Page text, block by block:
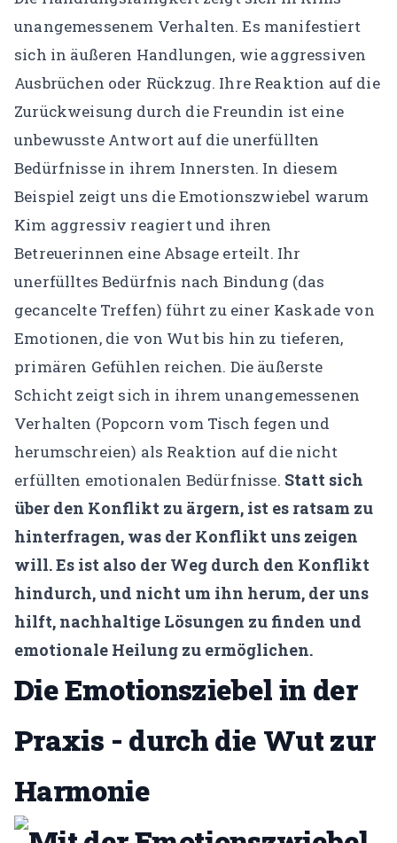
unangemessenem Verhalten. Es manifestiert
sich in äußeren Handlungen, wie aggressiven
Ausbrüchen oder Rückzug. Ihre Reaktion auf die
Zurückweisung durch die Freundin ist eine
unbewusste Antwort auf die unerfüllten
Bedürfnisse in ihrem Innersten. In diesem
Beispiel zeigt uns die Emotionszwiebel warum
Kim aggressiv reagiert und ihren
Betreuerinnen eine Absage erteilt. Ihr
unerfülltes Bedürfnis nach Bindung (das
gecancelte Treffen) führt zu einer Kaskade von
Emotionen, die von Wut bis hin zu tieferen,
primären Gefühlen reichen. Die äußerste
Schicht zeigt sich in ihrem unangemessenen
Verhalten (Popcorn vom Tisch fegen und
herumschreien) als Reaktion auf die nicht
erfüllten emotionalen Bedürfnisse. Statt sich
über den Konflikt zu ärgern, ist es ratsam zu
hinterfragen, was der Konflikt uns zeigen
will. Es ist also der Weg durch den Konflikt
hindurch, und nicht um ihn herum, der uns
hilft, nachhaltige Lösungen zu finden und
emotionale Heilung zu ermöglichen.
Die Emotionsziebel in der
Praxis - durch die Wut zur
Harmonie